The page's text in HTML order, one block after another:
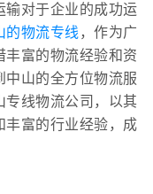
输对于企业的成功运
的物流专线 ，作为广
富的物流经验和资
山的全方位物流服
专线物流公司，以其
丰富的行业经验，成